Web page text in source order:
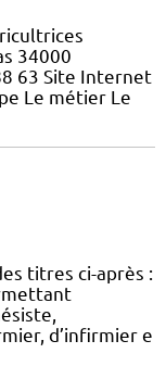
34000
63 Site Internet
Le métier Le
titres ci-après :
d’infirmier e